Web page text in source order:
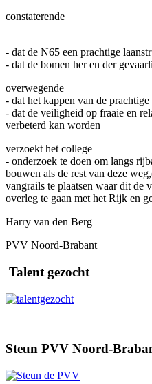
constaterende
- dat de N65 een prachtige
- dat de bomen her en der
overwegende
- dat het kappen van de
- dat de veiligheid op fraaie en
verbeterd kan worden
verzoekt het college
- onderzoek te doen om langs
bouwen als de rest van deze
vangrails te plaatsen waar dit de
overleg te gaan met het Rijk en
Harry van den Berg
PVV Noord-Brabant
Talent gezocht
Steun PVV Noord-